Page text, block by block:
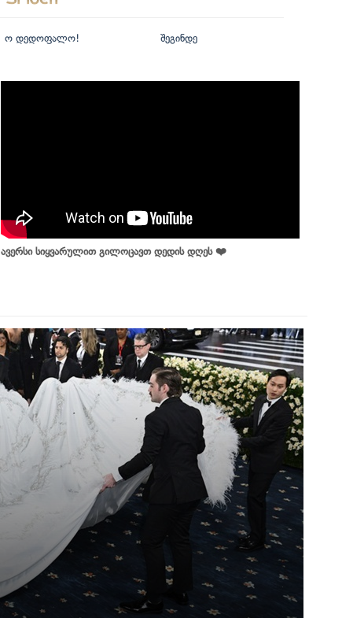
ო დედოფალო! შეგინდე
ავერსი სიყვარულით გილოცავთ დედის დღეს ❤️